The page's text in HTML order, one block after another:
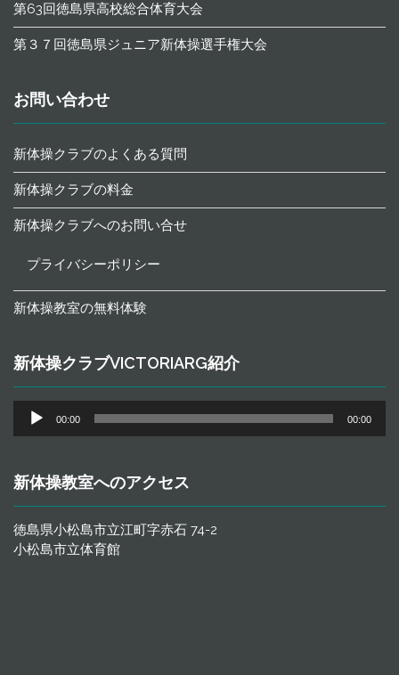
第63回徳島県高校総合体育大会
第３７回徳島県ジュニア新体操選手権大会
お問い合わせ
新体操クラブのよくある質問
新体操クラブの料金
新体操クラブへのお問い合せ
プライバシーポリシー
新体操教室の無料体験
新体操クラブVICTORIARG紹介
ー
ヤ
ー
00:00 00:00
新体操教室へのアクセス
徳島県小松島市立江町字赤石 74-2
小松島市立体育館